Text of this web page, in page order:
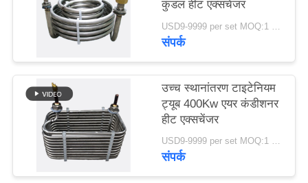
कुंडल हीट एक्सचेंजर
USD9-9999 per set MOQ:1 पीसी
संपर्क
उच्च स्थानांतरण टाइटेनियम
ट्यूब 400Kw एयर कंडीशनर
हीट एक्सचेंजर
USD9-9999 per set MOQ:1 पीसी
संपर्क